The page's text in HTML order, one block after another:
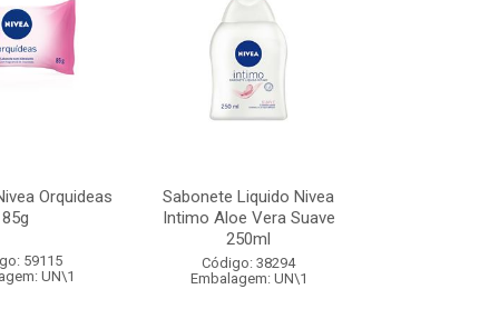
Orquideas
85g
59115
UN\1
Sabonete Liquido Nivea
Intimo Aloe Vera Suave
250ml
Código: 38294
Embalagem: UN\1